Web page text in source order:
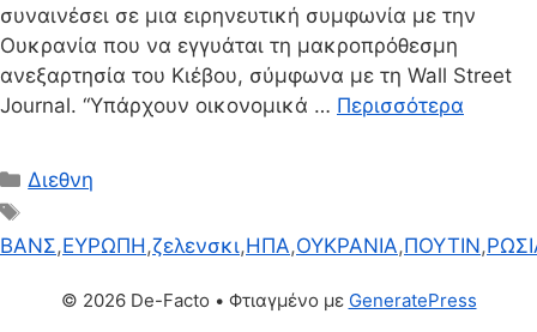
συναινέσει σε μια ειρηνευτική συμφωνία με την
Ουκρανία που να εγγυάται τη μακροπρόθεσμη
ανεξαρτησία του Κιέβου, σύμφωνα με τη Wall Street
Journal. “Υπάρχουν οικονομικά … Περισσότερα
Κατηγορίες
Διεθνη
ΒΑΝΣ,ΕΥΡΩΠΗ,ζελενσκι,ΗΠΑ,ΟΥΚΡΑΝΙΑ,ΠΟΥΤΙΝ,
© 2026 De-Facto • Φτιαγμένο με GeneratePress